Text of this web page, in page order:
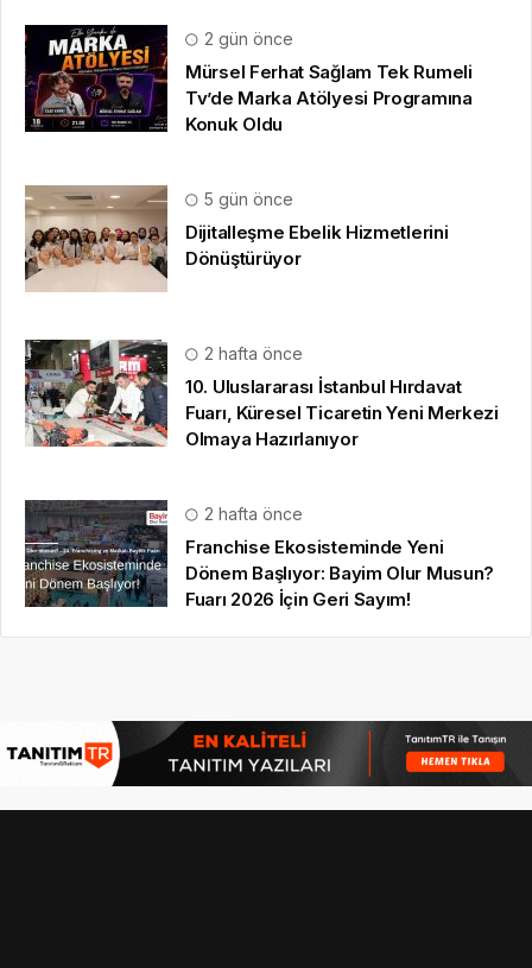
2 gün önce
Mürsel Ferhat Sağlam Tek Rumeli
Tv’de Marka Atölyesi Programına
Konuk Oldu
5 gün önce
Dijitalleşme Ebelik Hizmetlerini
Dönüştürüyor
2 hafta önce
10. Uluslararası İstanbul Hırdavat
Fuarı, Küresel Ticaretin Yeni Merkezi
Olmaya Hazırlanıyor
2 hafta önce
Franchise Ekosisteminde Yeni
Dönem Başlıyor: Bayim Olur Musun?
Fuarı 2026 İçin Geri Sayım!